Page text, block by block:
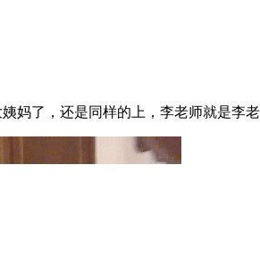
妈了，还是同样的上，李老师就是李